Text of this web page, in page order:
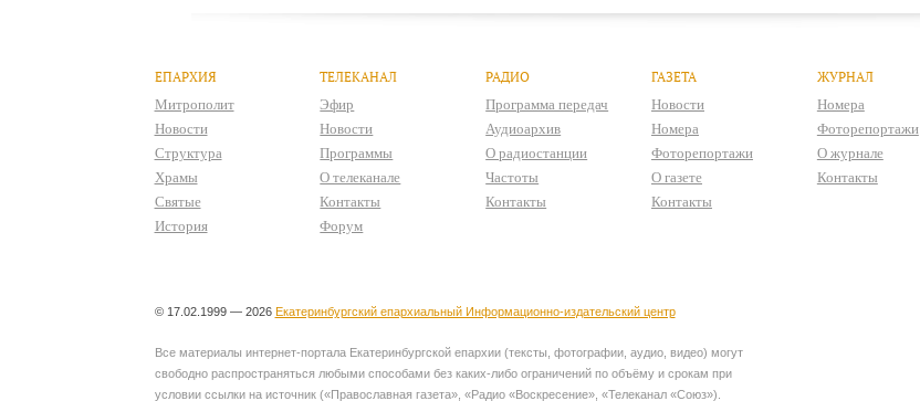
ЕПАРХИЯ
Митрополит
Новости
Структура
Храмы
Святые
История
ТЕЛЕКАНАЛ
Эфир
Новости
Программы
О телеканале
Контакты
Форум
РАДИО
Программа передач
Аудиоархив
О радиостанции
Частоты
Контакты
ГАЗЕТА
Новости
Номера
Фоторепортажи
О газете
Контакты
ЖУРНАЛ
Номера
Фоторепортажи
О журнале
Контакты
© 17.02.1999 — 2026 Екатеринбургский епархиальный Информационно-издательский центр
Все материалы интернет-портала Екатеринбургской епархии (тексты, фотографии, аудио, видео) могут
свободно распространяться любыми способами без каких-либо ограничений по объёму и срокам при
условии ссылки на источник («Православная газета», «Радио «Воскресение», «Телеканал «Союз»).